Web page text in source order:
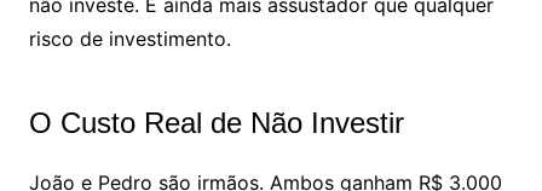
não investe. É ainda mais assustador que qualquer
risco de investimento.
O Custo Real de Não Investir
João e Pedro são irmãos. Ambos ganham R$ 3.000